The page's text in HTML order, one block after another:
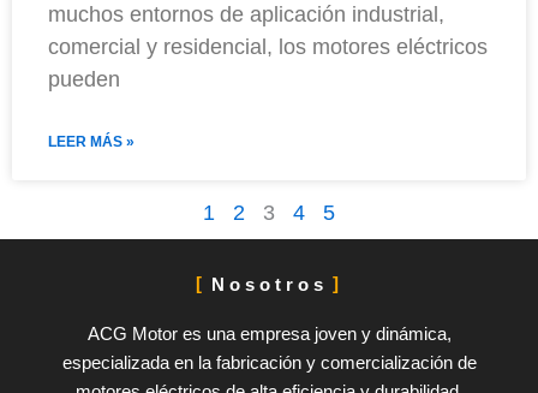
muchos entornos de aplicación industrial,
comercial y residencial, los motores eléctricos
pueden
LEER MÁS »
1 2 3 4 5
Nosotros
ACG Motor es una empresa joven y dinámica,
especializada en la fabricación y comercialización de